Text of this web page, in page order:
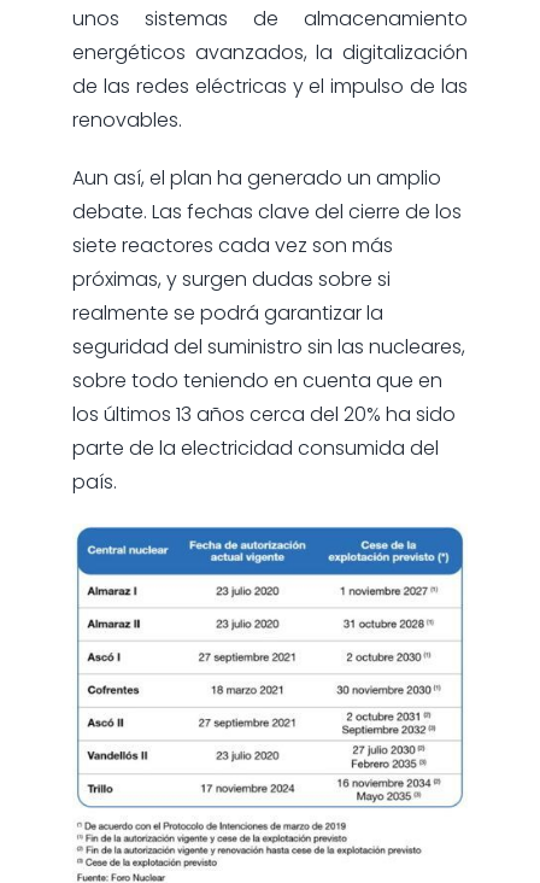
unos sistemas de almacenamiento
energéticos avanzados, la digitalización
de las redes eléctricas y el impulso de las
renovables.
Aun así, el plan ha generado un amplio
debate. Las fechas clave del cierre de los
siete reactores cada vez son más
próximas, y surgen dudas sobre si
realmente se podrá garantizar la
seguridad del suministro sin las nucleares,
sobre todo teniendo en cuenta que en
los últimos 13 años cerca del 20% ha sido
parte de la electricidad consumida del
país.